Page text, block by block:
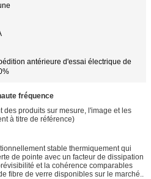
antérieure d'essai électrique de
fréquence
des produits sur mesure, l'image et les
à titre de référence)
stable thermiquement qui
de pointe avec un facteur de dissipation
et la cohérence comparables
fibre de verre disponibles sur le marché..